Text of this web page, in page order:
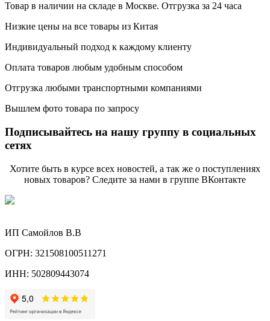
Товар в наличии на складе в Москве. Отгрузка за 24 часа
Низкие цены на все товары из Китая
Индивидуальный подход к каждому клиенту
Оплата товаров любым удобным способом
Отгрузка любыми транспортными компаниями
Вышлем фото товара по запросу
Подписывайтесь на нашу группу в социальных
сетях
Хотите быть в курсе всех новостей, а так же о поступлениях
новых товаров? Следите за нами в группе ВКонтакте
ИП Самойлов В.В
ОГРН: 321508100511271
ИНН: 502809443074